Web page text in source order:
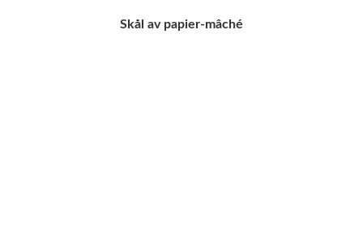
Skål av papier-mâché